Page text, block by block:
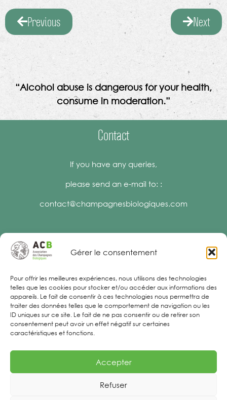
Gérer le consentement
Pour offrir les meilleures expériences, nous utilisons des technologies
telles que les cookies pour stocker et/ou accéder aux informations des
appareils. Le fait de consentir à ces technologies nous permettra de
traiter des données telles que le comportement de navigation ou les
ID uniques sur ce site. Le fait de ne pas consentir ou de retirer son
consentement peut avoir un effet négatif sur certaines
caractéristiques et fonctions.
Accepter
Refuser
Previous Next
“Alcohol abuse is dangerous for your health,
consume in moderation.”
Contact
If you have any queries,
please send an e-mail to: :
contact@champagnesbiologiques.com